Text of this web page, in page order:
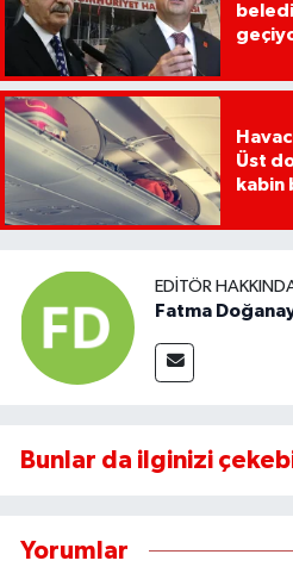
Üst
kabin
EDITÖR
Fatma
Bunlar da ilginizi
Yorumlar